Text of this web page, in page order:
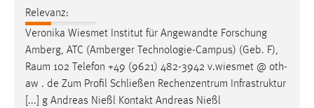
Relevanz:
Veronika Wiesmet Institut für Angewandte Forschung
Amberg, ATC (Amberger Technologie-Campus) (Geb. F),
Raum 102 Telefon +49 (9621) 482-3942 v.wiesmet @ oth-
aw . de Zum Profil Schließen Rechenzentrum Infrastruktur
[...] g Andreas Nießl Kontakt Andreas Nießl